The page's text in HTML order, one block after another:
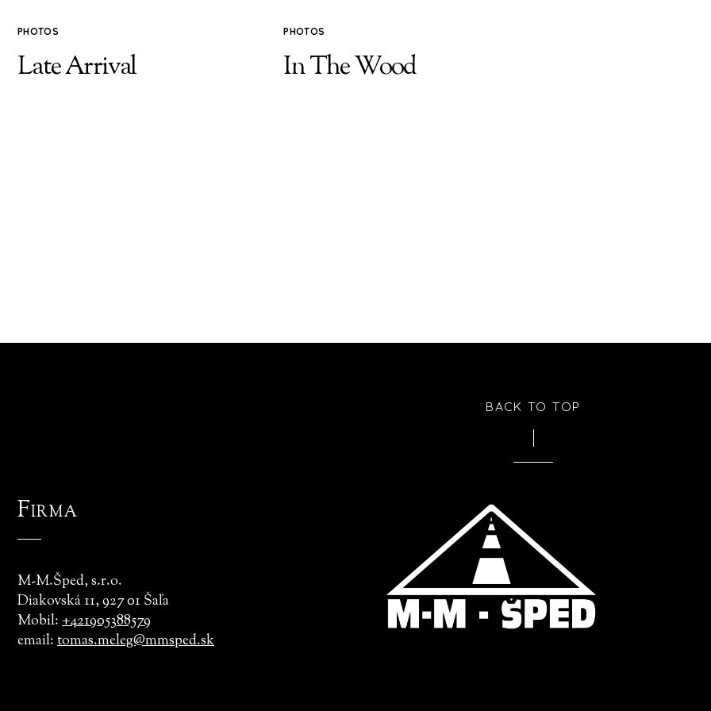
PHOTOS
Late Arrival
PHOTOS
In The Wood
BACK TO TOP
Firma
M-M.Šped, s.r.o.
Diakovská 11, 927 01 Šaľa
Mobil:+421905388579
email:tomas.meleg@mmsped.sk